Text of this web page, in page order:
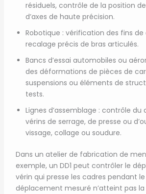
résiduels, contrôle de la position
d’axes de haute précision.
Robotique : vérification des fins
recalage précis de bras articulés.
Bancs d’essai automobiles ou
des déformations de pièces de
suspensions ou éléments de
tests.
Lignes d’assemblage : contrôle
vérins de serrage, de presse ou
vissage, collage ou soudure.
Dans un atelier de fabrication de
exemple, un DD1 peut contrôler le
vérin qui presse les cadres pendant le
déplacement mesuré n’atteint pas la